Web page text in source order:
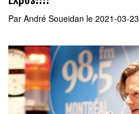
Par André Soueidan le 2021-03-23